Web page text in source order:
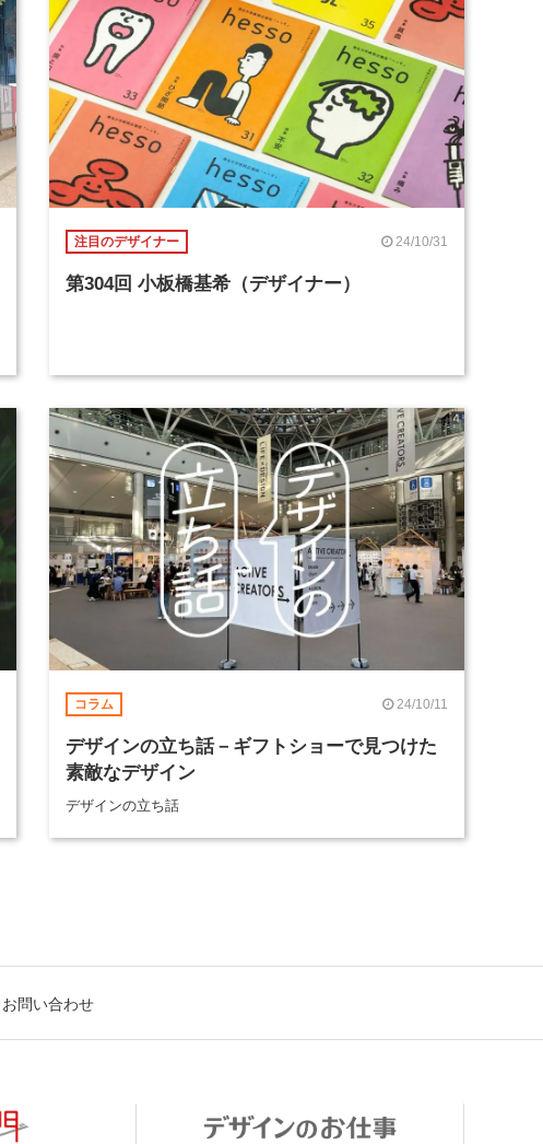
注目のデザイナー 24/10/31
第304回 小板橋基希（デザイナー）
コラム 24/10/11
デザインの立ち話－ギフトショーで見つけた
素敵なデザイン
デザインの立ち話
お問い合わせ